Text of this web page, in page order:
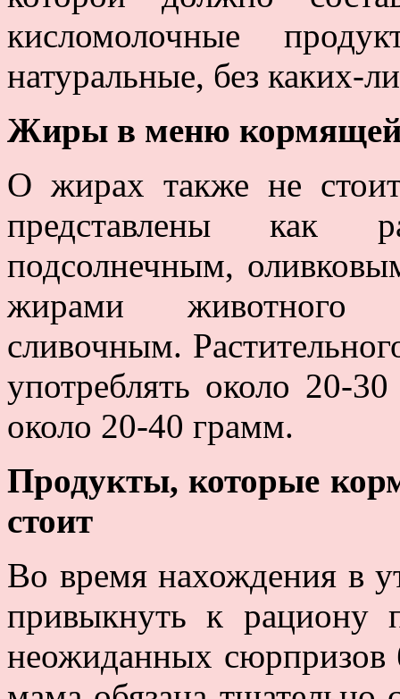
кисломолочные
натуральные, без каких-
Жиры в меню
О жирах также не
представлены как
подсолнечным,
жирами животного
сливочным.
употреблять около 20-
около 20-40 грамм.
Продукты, которые
стоит
Во время нахождения в
привыкнуть к рациону
неожиданных